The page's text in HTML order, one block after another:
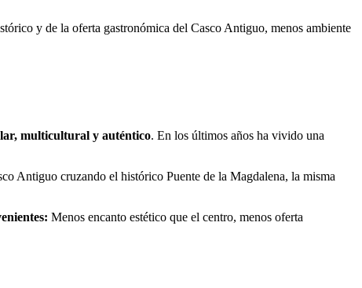
y de la oferta gastronómica del Casco Antiguo, menos ambiente
multicultural y auténtico. En los últimos años ha vivido una
Antiguo cruzando el histórico Puente de la Magdalena, la misma
Menos encanto estético que el centro, menos oferta